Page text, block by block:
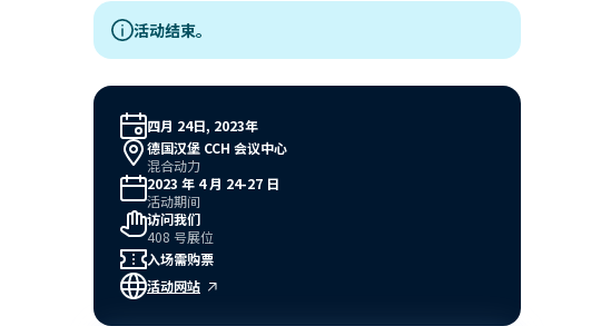
活动结束。
四月 24日, 2023年
德国汉堡 CCH 会议中心
混合动力
2023 年 4 月 24-27 日
活动期间
访问我们
408 号展位
入场需购票
活动网站